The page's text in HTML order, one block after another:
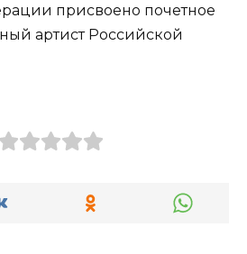
присвоено почетное
артист Российской